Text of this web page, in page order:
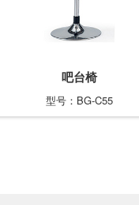
吧台椅
型号：BG-C55